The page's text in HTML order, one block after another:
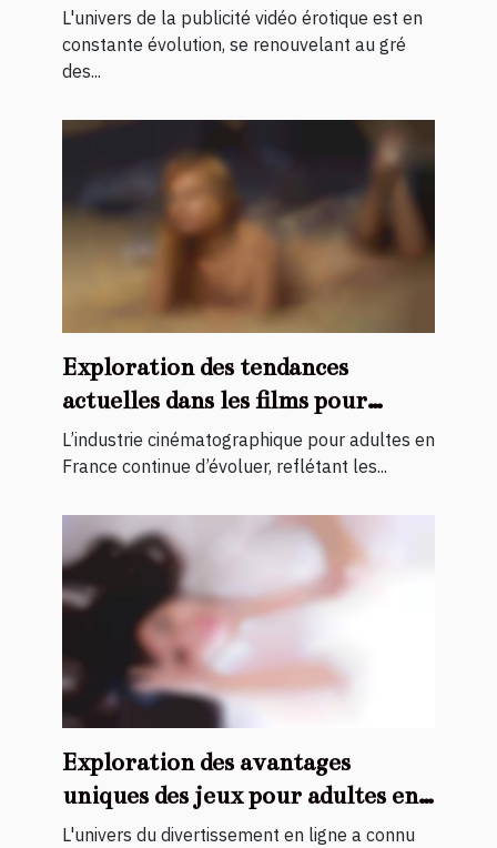
érotiques
L'univers de la publicité vidéo érotique est en
constante évolution, se renouvelant au gré
des...
Exploration des tendances
actuelles dans les films pour
adultes français
L’industrie cinématographique pour adultes en
France continue d’évoluer, reflétant les...
Exploration des avantages
uniques des jeux pour adultes en
ligne
L'univers du divertissement en ligne a connu